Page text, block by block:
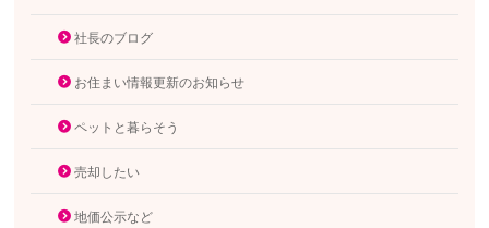
社長のブログ
お住まい情報更新のお知らせ
ペットと暮らそう
売却したい
地価公示など